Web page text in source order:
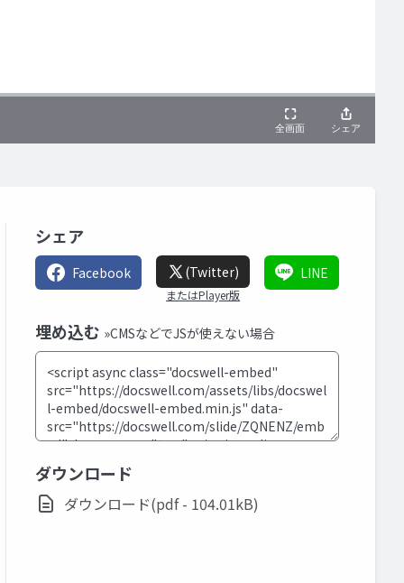
シェア
Facebook (Twitter)
またはPlayer版
LINE
埋め込む »CMSなどでJSが使えない場合
ダウンロード
ダウンロード(pdf - 104.01kB)